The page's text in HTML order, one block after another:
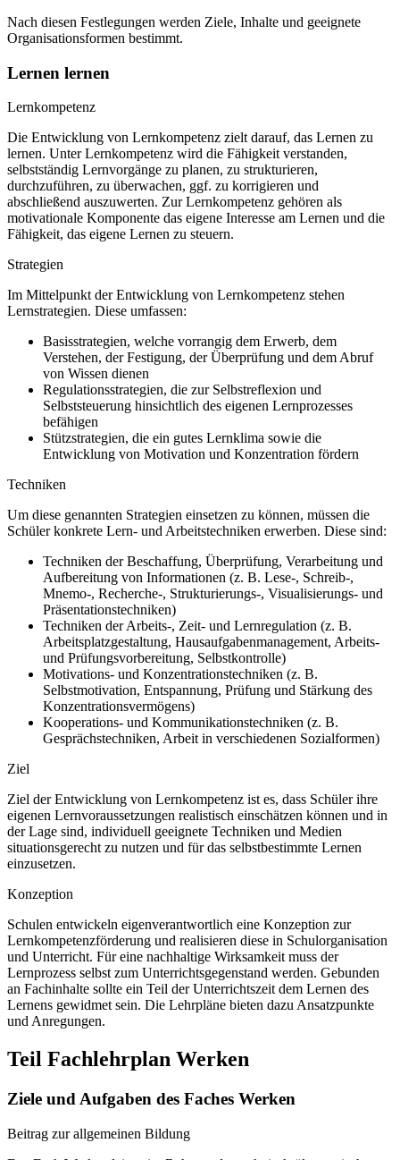
Nach diesen Festlegungen werden Ziele, Inhalte und geeignete
Organisationsformen bestimmt.
Lernen lernen
Lernkompetenz
Die Entwicklung von Lernkompetenz zielt darauf, das Lernen zu
lernen. Unter Lernkompetenz wird die Fähigkeit verstanden,
selbstständig Lernvorgänge zu planen, zu strukturieren,
durchzuführen, zu überwachen, ggf. zu korrigieren und
abschließend auszuwerten. Zur Lernkompetenz gehören als
motivationale Komponente das eigene Interesse am Lernen und die
Fähigkeit, das eigene Lernen zu steuern.
Strategien
Im Mittelpunkt der Entwicklung von Lernkompetenz stehen
Lernstrategien. Diese umfassen:
Basisstrategien, welche vorrangig dem Erwerb, dem
Verstehen, der Festigung, der Überprüfung und dem Abruf
von Wissen dienen
Regulationsstrategien, die zur Selbstreflexion und
Selbststeuerung hinsichtlich des eigenen Lernprozesses
befähigen
Stützstrategien, die ein gutes Lernklima sowie die
Entwicklung von Motivation und Konzentration fördern
Techniken
Um diese genannten Strategien einsetzen zu können, müssen die
Schüler konkrete Lern- und Arbeitstechniken erwerben. Diese sind:
Techniken der Beschaffung, Überprüfung, Verarbeitung und
Aufbereitung von Informationen (z. B. Lese-, Schreib-,
Mnemo-, Recherche-, Strukturierungs-, Visualisierungs- und
Präsentationstechniken)
Techniken der Arbeits-, Zeit- und Lernregulation (z. B.
Arbeitsplatzgestaltung, Hausaufgabenmanagement, Arbeits-
und Prüfungsvorbereitung, Selbstkontrolle)
Motivations- und Konzentrationstechniken (z. B.
Selbstmotivation, Entspannung, Prüfung und Stärkung des
Konzentrationsvermögens)
Kooperations- und Kommunikationstechniken (z. B.
Gesprächstechniken, Arbeit in verschiedenen Sozialformen)
Ziel
Ziel der Entwicklung von Lernkompetenz ist es, dass Schüler ihre
eigenen Lernvoraussetzungen realistisch einschätzen können und in
der Lage sind, individuell geeignete Techniken und Medien
situationsgerecht zu nutzen und für das selbstbestimmte Lernen
einzusetzen.
Konzeption
Schulen entwickeln eigenverantwortlich eine Konzeption zur
Lernkompetenzförderung und realisieren diese in Schulorganisation
und Unterricht. Für eine nachhaltige Wirksamkeit muss der
Lernprozess selbst zum Unterrichtsgegenstand werden. Gebunden
an Fachinhalte sollte ein Teil der Unterrichtszeit dem Lernen des
Lernens gewidmet sein. Die Lehrpläne bieten dazu Ansatzpunkte
und Anregungen.
Teil Fachlehrplan Werken
Ziele und Aufgaben des Faches Werken
Beitrag zur allgemeinen Bildung